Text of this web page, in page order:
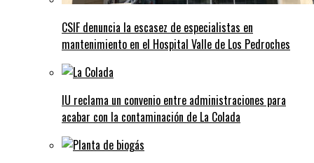
CSIF denuncia la escasez de especialistas en
mantenimiento en el Hospital Valle de Los Pedroches
IU reclama un convenio entre administraciones para
acabar con la contaminación de La Colada